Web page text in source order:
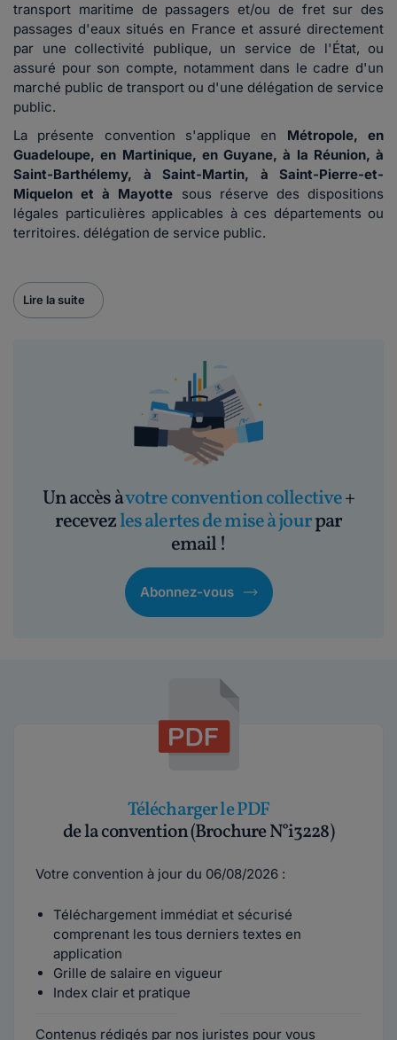
transport maritime de passagers et/ou de fret sur des
passages d'eaux situés en France et assuré directement
par une collectivité publique, un service de l'État, ou
assuré pour son compte, notamment dans le cadre d'un
marché public de transport ou d'une délégation de service
public.
La présente convention s'applique en Métropole, en
Guadeloupe, en Martinique, en Guyane, à la Réunion, à
Saint-Barthélemy, à Saint-Martin, à Saint-Pierre-et-
Miquelon et à Mayotte sous réserve des dispositions
légales particulières applicables à ces départements ou
territoires. délégation de service public.
Lire la suite
Un accès àvotre convention collective+
recevezles alertes de mise à jourpar
email !
Abonnez-vous
Télécharger le PDF
de la convention (Brochure N°i3228)
Votre convention à jour du 06/08/2026 :
Téléchargement immédiat et sécurisé
comprenant les tous derniers textes en
application
Grille de salaire en vigueur
Index clair et pratique
Contenus rédigés par nos juristes pour vous